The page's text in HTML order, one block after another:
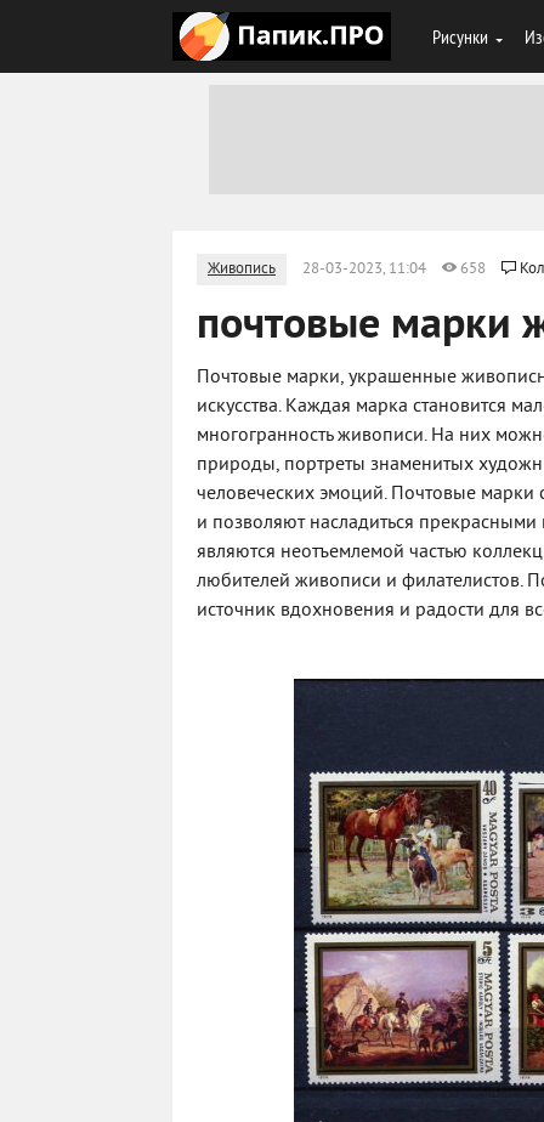
Рисунки
Живопись 28-03-2023, 11:04 658
почтовые марки
Почтовые марки, украшенные
искусства. Каждая марка становится
многогранность живописи. На них
природы, портреты знаменитых
человеческих эмоций. Почтовые марки
и позволяют насладиться
являются неотъемлемой частью
любителей живописи и филателистов.
источник вдохновения и радости для